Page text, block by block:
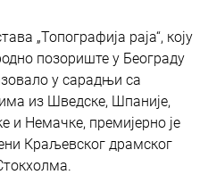
„Топографија раја“, коју
позориште у Београду
у сарадњи са
из Шведске, Шпаније,
и Немачке, премијерно је
Краљевског драмског